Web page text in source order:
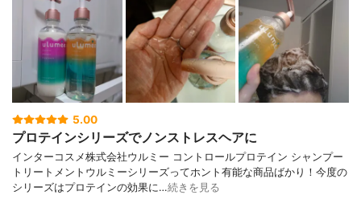
5.00
プロテインシリーズでノンストレスヘアに
インターコスメ株式会社ウルミー コントロールプロテイン シャンプー
トリートメントウルミーシリーズってホント有能な商品ばかり！今度の
シリーズはプロテインの効果に…続きを見る